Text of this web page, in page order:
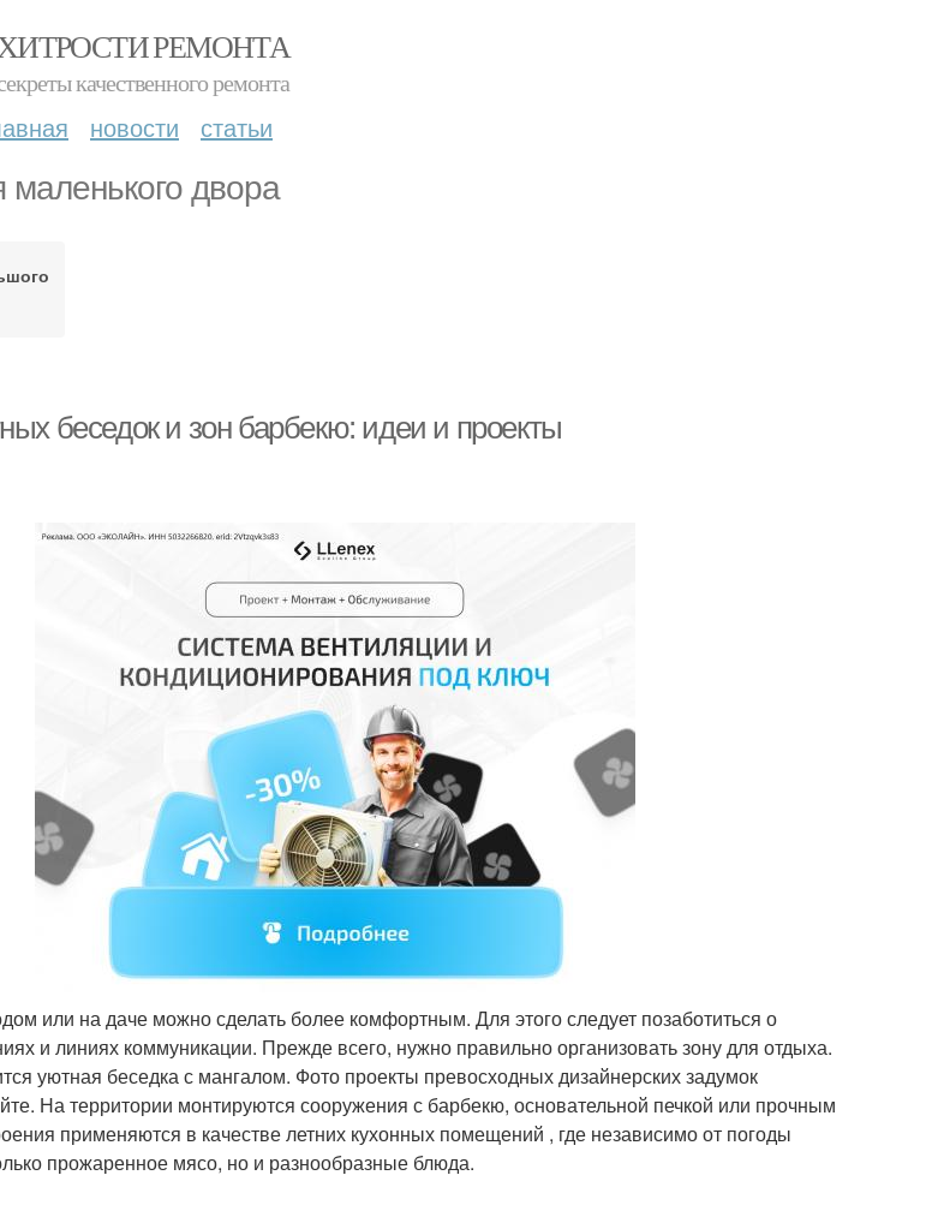
РЕМОНТА
качественного ремонта
новости статьи
двора
беседок и зон барбекю: идеи и проекты
или на даче можно сделать более комфортным. Для этого следует позаботиться о
и линиях коммуникации. Прежде всего, нужно правильно организовать зону для отдыха.
уютная беседка с мангалом. Фото проекты превосходных дизайнерских задумок
На территории монтируются сооружения с барбекю, основательной печкой или прочным
применяются в качестве летних кухонных помещений , где независимо от погоды
прожаренное мясо, но и разнообразные блюда.